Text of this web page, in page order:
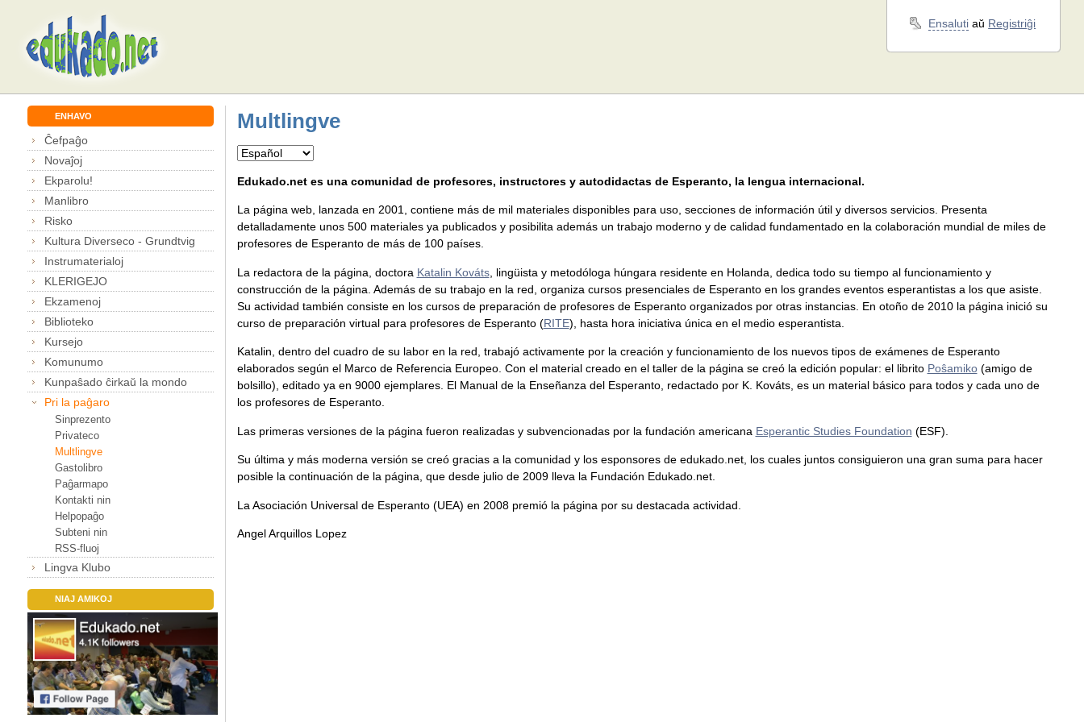
Ensaluti aŭ Registriĝi
ENHAVO
Ĉefpaĝo
Novaĵoj
Ekparolu!
Manlibro
Risko
Kultura Diverseco - Grundtvig
Instrumaterialoj
KLERIGEJO
Ekzamenoj
Biblioteko
Kursejo
Komunumo
Kunpaŝado ĉirkaŭ la mondo
Pri la paĝaro
Sinprezento
Privateco
Multlingve
Gastolibro
Paĝarmapo
Kontakti nin
Helpopaĝo
Subteni nin
RSS-fluoj
Lingva Klubo
NIAJ AMIKOJ
Multlingve
Edukado.net es una comunidad de profesores, instructores y autodidactas de Esperanto, la lengua internacional.
La página web, lanzada en 2001, contiene más de mil materiales disponibles para uso, secciones de información útil y diversos servicios. Presenta
detalladamente unos 500 materiales ya publicados y posibilita además un trabajo moderno y de calidad fundamentado en la colaboración mundial de miles de
profesores de Esperanto de más de 100 países.
La redactora de la página, doctora Katalin Kováts, lingüista y metodóloga húngara residente en Holanda, dedica todo su tiempo al funcionamiento y
construcción de la página. Además de su trabajo en la red, organiza cursos presenciales de Esperanto en los grandes eventos esperantistas a los que asiste.
Su actividad también consiste en los cursos de preparación de profesores de Esperanto organizados por otras instancias. En otoño de 2010 la página inició su
curso de preparación virtual para profesores de Esperanto (RITE), hasta hora iniciativa única en el medio esperantista.
Katalin, dentro del cuadro de su labor en la red, trabajó activamente por la creación y funcionamiento de los nuevos tipos de exámenes de Esperanto
elaborados según el Marco de Referencia Europeo. Con el material creado en el taller de la página se creó la edición popular: el librito Poŝamiko(amigo de
bolsillo), editado ya en 9000 ejemplares. El Manual de la Enseñanza del Esperanto, redactado por K. Kováts, es un material básico para todos y cada uno de
los profesores de Esperanto.
Las primeras versiones de la página fueron realizadas y subvencionadas por la fundación americana Esperantic Studies Foundation (ESF).
Su última y más moderna versión se creó gracias a la comunidad y los esponsores de edukado.net, los cuales juntos consiguieron una gran suma para hacer
posible la continuación de la página, que desde julio de 2009 lleva la Fundación Edukado.net.
La Asociación Universal de Esperanto (UEA) en 2008 premió la página por su destacada actividad.
Angel Arquillos Lopez